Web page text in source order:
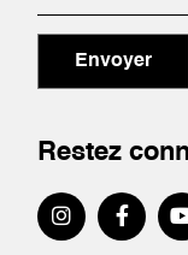
Envoyer
Restez